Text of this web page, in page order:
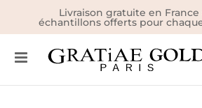
Livraison gratuite en France
échantillons offerts pour